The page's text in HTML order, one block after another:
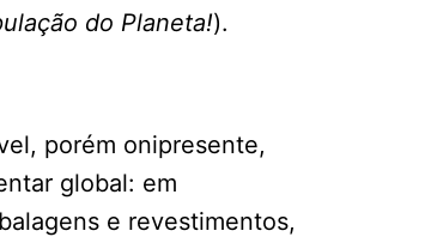
do Planeta!).
porém onipresente,
global: em
e revestimentos,